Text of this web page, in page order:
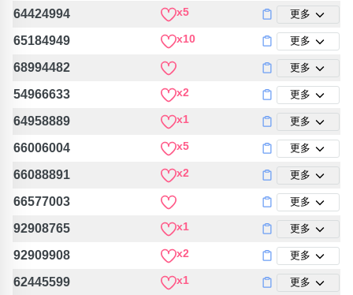
清除全部分類
搜尋
64424994 x5 更多
65184949 x10 更多
68994482 更多
54966633 x2 更多
64958889 x1 更多
66006004 x5 更多
66088891 x2 更多
66577003 更多
92908765 x1 更多
92909908 x2 更多
62445599 x1 更多